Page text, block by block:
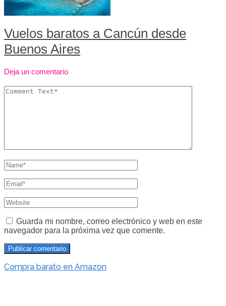
Vuelos baratos a Cancún desde
Buenos Aires
Deja un comentario
Guarda mi nombre, correo electrónico y web en este
navegador para la próxima vez que comente.
Compra barato en Amazon